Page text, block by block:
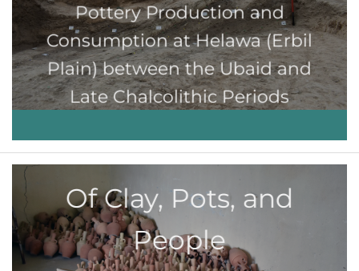
Pottery Production and
Consumption at Helawa (Erbil
Plain) between the Ubaid and
Late Chalcolithic Periods
Of Clay, Pots, and
People